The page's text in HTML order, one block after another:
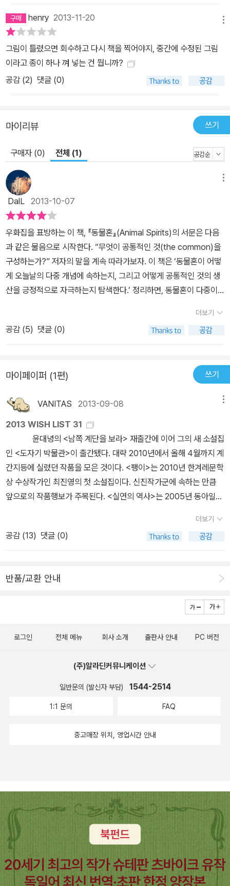
은 모두 인지자본주의, 기호자본주의, 금융자본주의 등의 용어로 현
대 자본주의의 새로움에 주목한다. 인지자본주의 시대에 경제적 전투
의 주요한 무대는 공통적인 것(공유지)이다. 이때 공유지는 물질적인
“토지”만을 의미하는 것이 아니다. 다중의 욕망, 지성, 관계, 정동들이
끊임없이 상호작용하면서 형성된 오늘날 자본 축적의 토대는 디지털
공유지, 네트워크 공유지, 문화적 공유지 등의 용어로 불린다. 파스퀴
유지에 대한 관념적인 정의에 머무르고 있다고 지적한다. ‘정보는 비
한 예이다. 공유지에서의 착취는 지대를 중심으로 이루어진다. 자본
(이자, 수수료), 부동산(이자, 지대), 지식(지적 재산권료), 임금 등과
관련하여 작동하는 이질적인 종류의 지대들이 존재한다. 다중과 자본
의 동물혼의 각축이 펼쳐지는 전쟁터로 공유지의 동물우화집이 다시
현대 자본주의의 동학과 대안적 주체성을 치밀하게 분석하기 위해 저
자는 세 개의 동물 형상을 다룬다. 첫째, 디지털 공유지(네트워크)에
기생하는 기업적 기생체, 둘째, 토지 및 문화 공유지(메트로폴리스)에
기생하는 젠트리피케이션의 히드라, 셋째, 미디어 공유지(미디어스케
이프)에 기생하는 권력과 욕망의 독수리이다. 저자는 이 세 개념을 통
해 흔히 “착한” 것, “무결한” 것으로 칭송받는 오늘날의 세 영역(디지
털, 창조도시, 미디어)의 동물본성을 밝힌다. 디지털 공유지에 기생하
는 다중의 산 노동을 착취하는 기생체다. 예컨대 디지털 산업은 공유
지에 서식하면서 동물혼의 창조성을 먹이로 기생생활을 한다. 네이
버, 다음, 구글 등 대형 포털사이트들이 네티즌들의 자발적인 창조성
을 이윤으로 탈바꿈시키는 일은 전형적인 디지털 자본주의 기생체의
작동이다. 마이크로소프트 같은 회사들은 “불법” 파일 복제를 한편
용인하여 디지털 공유지에서 자사 프로그램 사용을 확산시키고, 다른
한편에서 새로운 버전을 유료로 배포하고 불법 복제를 명목상 반대하
는 전략으로 돈을 번다. 가수들은 이후 발표될 앨범 수익을 높이기 위
한 ‘마케팅 전략’으로 일부 음원을 인터넷에 무료로 공개하곤 한다. 그
러나 다중의 악한 본성처럼, 공유지의 동물들은 양가적이며, 파스퀴
트들의 예로 돌아가면, 우리는 네이버나 다음을 통해 우리의 정서들,
안이 될 수 있는가? 인터넷 예찬론자들의 말처럼 “정보는 비경쟁적인
가?” 파스퀴넬리는 기생체 개념을 통해 만연한 온갖 종류의 네트워크
유토피아를 비판한다. 디지털 및 네트워크 전위들(자유 소프트웨어,
계를 유지하고 있다는 것이다. 전술적 동맹이 아닌 전략적 사보타주
창조경제론이나, 최근 몇 년 사이 급속도로 성장한 문화산업, “창조도
물혼』에서 주로 분석되고 있는 바르셀로나와 베를린의 사례는 지난
몇 년 간 국내 여러 곳에서 전개된 도심 미화 사업과 공명하는 지점이
많다. 특히 예술가들은 도심 재개발의 첨병으로 활용되고 있는데 심
지어는 저항적 움직임조차 임대료 상승과 투기 촉진의 한 고리로 배
치되는 일이 비일비재하다. 재개발에 반대하며 형성된 문래동 지역의
예술가 네트워크가 서울시의 ‘창작공간 사업’과 합류하는 과정을 예
henry 2013-11-20
그림이 틀렸으면 회수하고 다시 책을 찍어야지, 중간에 수정된 그림
이라고 종이 하나 껴 넣는 건 뭡니까?
공감 (2) 댓글 (0)
마이리뷰 쓰기
구매자 (0) 전체 (1)
DalL 2013-10-07
우화집을 표방하는 이 책, 『동물혼』(Animal Spirits)의 서문은 다음
과 같은 물음으로 시작한다. “무엇이 공통적인 것(the common)을
구성하는가?” 저자의 말을 계속 따라가보자. 이 책은 ‘동물혼이 어떻
게 오늘날의 다중 개념에 속하는지, 그리고 어떻게 공통적인 것의 생
산을 긍정적으로 자극하는지 탐색한다.’ 정리하면, 동물혼이 다중이
심적인 열쇳말이라 할 수 있는 공통적인 것은 무엇이며, 동물혼은 또
무엇인가?마이클 하트는 사적인 것을 자본주의에, 공적인 것을 사회
주의에, 그리고 공통적인 것을 코뮤니즘에 연결시킨다. 이때 공통적
는 것들, 그러니까 우리가 서 있는 이 지구를 포함하여, 물, 공기, 삼림
산물까지 포함하는 것이다. 그러나 공통적인 것은 어떤 (비)물질적 사
물만을 의미하는 것은 아닌데, 위의 사적인 것-공적인 것-공통적인
것의 세 항에서도 짐작할 수 있는 것처럼, 공통적인 것은 대상과의 어
떤 관계로서, ‘소유될 수 없는 것으로 전제된 사용가치에 모든 개인이
자유롭게 접근하는 형태의 점유관계’를 가리킨다. 이는 사적 소유도
공적 소유도 아닌 소유 자체를 지양하는 관계이며, 공유지에 대한 자
율적인 생산/관리를 뜻한다. 이러한 공통적인 것은 하트에게 있어, 자
저자인 맛떼오 파스퀴넬리의 입장도 이와 크게 다르지 않은 것으로
보인다. 다만 이 책의 독특한 지점은 그것을 생산하는 동물혼에 대한
이야기에 있다.그렇다면 왜 동물혼인가? 이 책에서 동물혼으로 옮겨
『고용, 이자 및 화폐의 일반이론』에서 “경제를 움직이는, 보이지 않고
는 보통 ‘야성적 충동’으로 번역되었다), 이는 다스려져야 할 대상으
이끌어낸다. 그는 animal spirits를 통제되어야 하는 부정적인 힘이
것은 문화 영역 자체가 인간의 자연적인 공격성의 확장, 다시 말해 인
공격성, 악은 혁신과 혁명의 원천이기도 하다. 다시 말하면 동물혼이
란 다중의 근원적인 창조력을 의미한다. ‘동물몸은 다중들의 생산적
들, “지난 10년 동안 미디어 문화, 예술비평, 급진적 행동주의 그리고
로 그려진다. 창조도시, 창조산업, 창조경제…… 무언가 새로운 것이
― 잘 보이지 않지만 ― , 새로운 경제 ― 무엇인지는 알 수 없지만
― 를 이루어 우리의 앞날을 밝혀줄 것이라는 믿음이 널리 퍼져 있다.
그러나 저자의 말에 따르면, 공통적인 것은 ‘오직 노동, 고통, 위험, 갈
등을 통해서만 구성된다’. 착취와 갈등으로부터 자유로운 공유지란 존
재하지 않는다는 말이다. 또한 인간 역시 인간이란 종으로서 하나의
동물이라는 너무나도 간단한 사실을 상기해보면, 공통적인 것에 대한
더보기
공감 (5) 댓글 (0)
마이페이퍼 (1편) 쓰기
VANITAS 2013-09-08
2013 WISH LIST 31
윤대녕의 <남쪽 계단을 보라> 재출간에 이어 그의 새 소설집
인 <도자기 박물관>이 출간됐다. 대략 2010년에서 올해 4월까지 계
간지등에 실렸던 작품을 모은 것이다. <팽이>는 2010년 한겨레문학
상 수상작가인 최진영의 첫 소설집이다. 신진작가군에 속하는 만큼
앞으로의 작품행보가 주목된다. <실연의 역사>는 2005년 동아일보
을 발표한 것 같고 단편을 묶어낸 소설집은 처음이다. 최진영, 박주영
두 신진작가의 발전을 지켜볼 만 하겠다. 철지난 소설들로
이청준 전집의 새 책인 <낮은 데로 임하소서>와 조성기의 <라하트
알았는데 간만에 나와서 반갑다. 온우주에서는 김현중의 <마음의 지
원짜리 대형판본을 거의 정본(?)으로 삼고 있었는데 새 번역본이 나
는 거창한 제목의 이 소설은, 미국작가 데이비스 제임스 던컨이란 사
람의 작품인데 이 작품을 출간한 현지 출판사의 출판방향을 수정할
온 밀리언셀러클럽 시리인 <대회화전>은 일본작가 모치즈키 료코의
데, 미술품 사기 범죄를 모티프로 한 작품이다. 그 외 문학에서 볼 만
사>와 견줄만 하다. (비록 분량에서는 밀리지만) 프란시스
아말피라는 필명으로 활동하는 저자의 <불멸의 작가들>이 번역됐다.
이 책을 번역한 역자의 이력도 새롭고 책도 의외로 흥미롭다. 얼마전
문학동네서 나온 <작가의 얼굴>과 비슷한 구성이다. <내가 읽고 만
난 일본>으로 알게 된 김윤식 서울대 명예교수의 <문학사의 라이벌
의식>이 나왔다. 한국 문학사에 '라이벌'이라는 키워드를 넣어 이쪽과
더보기
공감 (13) 댓글 (0)
반품/교환 안내
로그인 전체 메뉴 회사 소개 출판사 안내 PC 버전
(주)알라딘커뮤니케이션
일반문의 (발신자 부담) 1544-2514
1:1 문의 FAQ
중고매장 위치, 영업시간 안내